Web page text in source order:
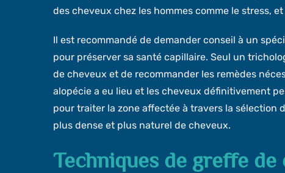
des cheveux chez les hommes comme le stress,
Il est recommandé de demander conseil à un
pour préserver sa santé capillaire. Seul un
de cheveux et de recommander les remèdes
alopécie a eu lieu et les cheveux définitivement
pour traiter la zone affectée à travers la sélection
plus dense et plus naturel de cheveux.
Techniques de greffe de